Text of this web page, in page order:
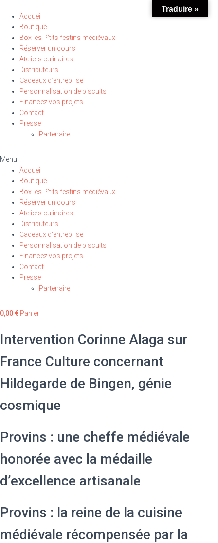
Accueil
Boutique
Box les P’tits festins médiévaux
Réserver un cours
Ateliers culinaires
Distributeurs
Cadeaux d’entreprise
Personnalisation de biscuits
Financez vos projets
Contact
Presse
Partenaire
Menu
Accueil
Boutique
Box les P’tits festins médiévaux
Réserver un cours
Ateliers culinaires
Distributeurs
Cadeaux d’entreprise
Personnalisation de biscuits
Financez vos projets
Contact
Presse
Partenaire
0,00€ Panier
Intervention Corinne Alaga sur
France Culture concernant
Hildegarde de Bingen, génie
cosmique
Provins : une cheffe médiévale
honorée avec la médaille
d’excellence artisanale
Provins : la reine de la cuisine
médiévale récompensée par la
Traduire »